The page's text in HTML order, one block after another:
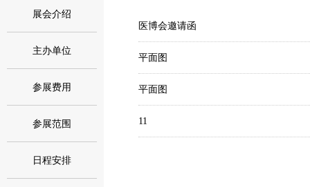
展会介绍
主办单位
参展费用
参展范围
日程安排
医博会邀请函
平面图
平面图
11